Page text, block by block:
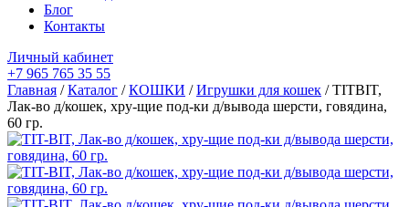
Блог
Контакты
Личный кабинет
+7 965 765 35 55
Главная /Каталог /КОШКИ /Игрушки для кошек / TITBIT,
Лак-во д/кошек, хру-щие под-ки д/вывода шерсти, говядина,
60 гр.